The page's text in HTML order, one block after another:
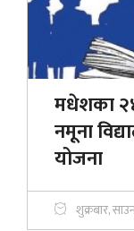
मधेशका
नमूना
योजना
शुक्रबार,